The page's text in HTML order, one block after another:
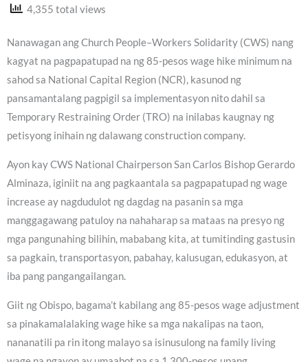
4,355 total views
Nanawagan ang Church People–Workers Solidarity (CWS) nang
kagyat na pagpapatupad na ng 85-pesos wage hike minimum na
sahod sa National Capital Region (NCR), kasunod ng
pansamantalang pagpigil sa implementasyon nito dahil sa
Temporary Restraining Order (TRO) na inilabas kaugnay ng
petisyong inihain ng dalawang construction company.
Ayon kay CWS National Chairperson San Carlos Bishop Gerardo
Alminaza, iginiit na ang pagkaantala sa pagpapatupad ng wage
increase ay nagdudulot ng dagdag na pasanin sa mga
manggagawang patuloy na nahaharap sa mataas na presyo ng
mga pangunahing bilihin, mababang kita, at tumitinding gastusin
sa pagkain, transportasyon, pabahay, kalusugan, edukasyon, at
iba pang pangangailangan.
Giit ng Obispo, bagama’t kabilang ang 85-pesos wage adjustment
sa pinakamalalaking wage hike sa mga nakalipas na taon,
nananatili pa rin itong malayo sa isinusulong na family living